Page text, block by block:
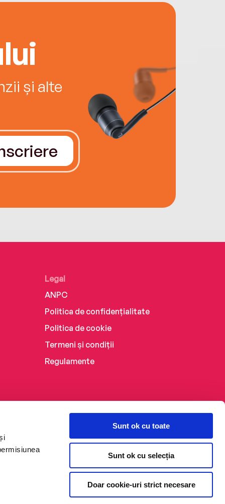
Sunt ok cu toate
Sunt ok cu selecția
Doar cookie-uri strict necesare
și alte
Legal
ANPC
Politica de confidențialitate
Politica de cookie
Termeni și condiții
Regulamente